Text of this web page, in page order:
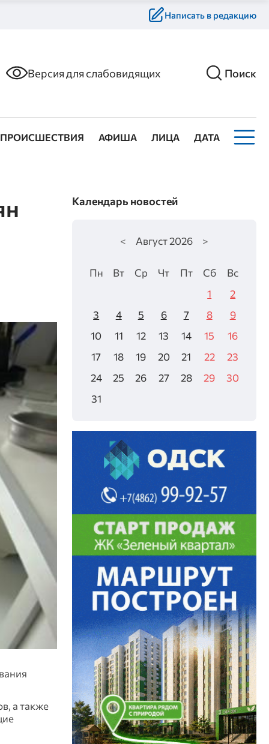
Написать в редакцию
Версия для слабовидящих Поиск
ПРОИСШЕСТВИЯ АФИША ЛИЦА ДАТА
а также
Календарь новостей
< Август2026 >
Пн Вт Ср Чт Пт Сб
Вс
1
2
3
4 5 6 7 8
9
10
11 12 13 14 15
16
17
18 19 20 21 22
23
24
25 26 27 28 29
30
31